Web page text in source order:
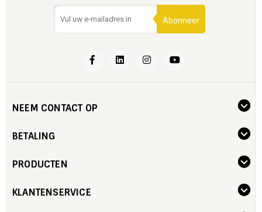
Abonneer
NEEM CONTACT OP
BETALING
PRODUCTEN
KLANTENSERVICE